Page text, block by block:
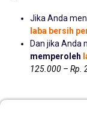
Jika Anda
laba bersih
Dan jika Anda
memperoleh
125.000 – Rp.